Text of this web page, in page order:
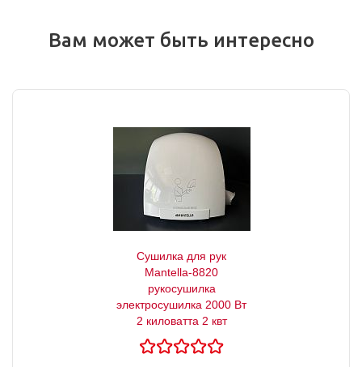
Вам может быть интересно
Сушилка для рук
Mantella-8820
рукосушилка
электросушилка 2000 Вт
2 киловатта 2 квт